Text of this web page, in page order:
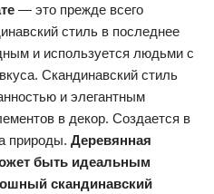
— это прежде всего
стиль в последнее
и используется людьми с
Скандинавский стиль
и элегантным
в декор. Создается в
природы. Деревянная
быть идеальным
скандинавский